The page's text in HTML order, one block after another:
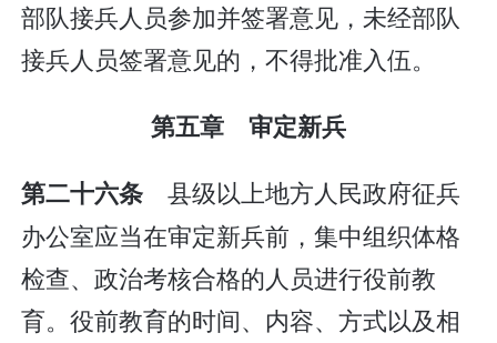
部队接兵人员参加并签署意见，未经部队
接兵人员签署意见的，不得批准入伍。
第五章 审定新兵
第二十六条 县级以上地方人民政府征兵
办公室应当在审定新兵前，集中组织体格
检查、政治考核合格的人员进行役前教
育。役前教育的时间、内容、方式以及相